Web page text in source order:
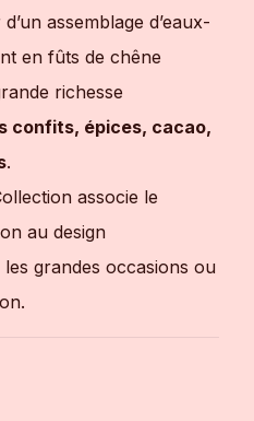
assemblage d’eaux-
en fûts de chêne
richesse
confits, épices, cacao,
.
associe le
au design
grandes occasions ou